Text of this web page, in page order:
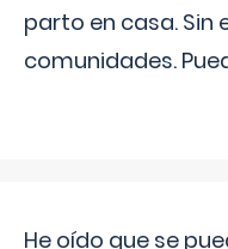
parto en casa. Sin
comunidades.
He oído que se